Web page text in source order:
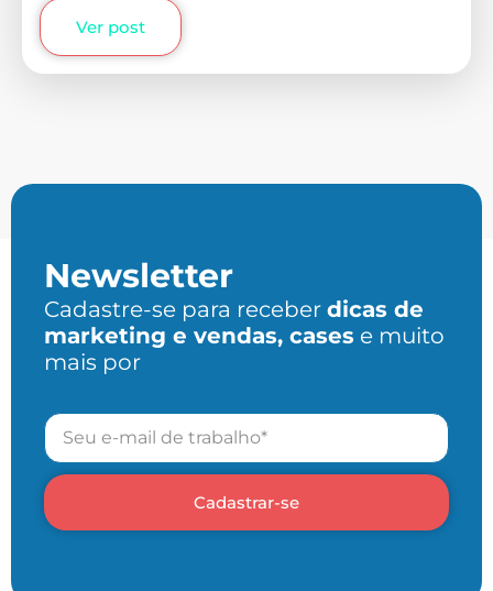
Ver post
Newsletter
Cadastre-se para receber dicas de
marketing e vendas, cases e muito
mais por
Cadastrar-se